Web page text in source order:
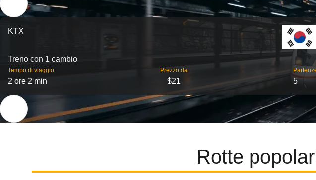
KTX
Treno con 1 cambio
Tempo di viaggio
2 ore 2 min
Prezzo da
$21 5
Rotte